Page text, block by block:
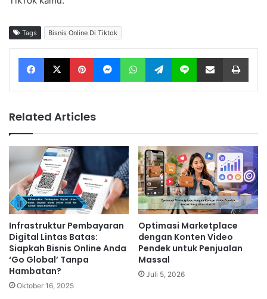
Tags Bisnis Online Di Tiktok
Facebook X Pinterest Messenger WhatsApp Telegram Line Share via Email
Related Articles
Infrastruktur Pembayaran
Digital Lintas Batas:
Siapkah Bisnis Online Anda
‘Go Global’ Tanpa
Hambatan?
Oktober 16, 2025
Optimasi Marketplace
dengan Konten Video
Pendek untuk Penjualan
Massal
Juli 5, 2026